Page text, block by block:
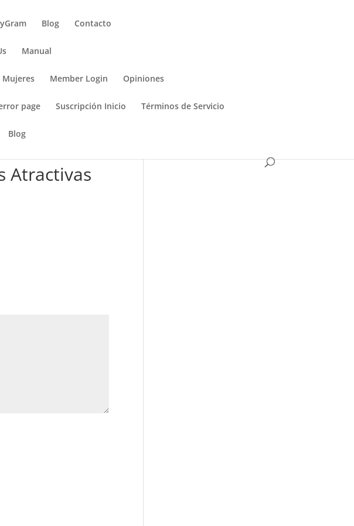
Blog Contacto
Manual
Mujeres Member Login Opiniones
page Suscripción Inicio Términos de Servicio
Blog
Atractivas